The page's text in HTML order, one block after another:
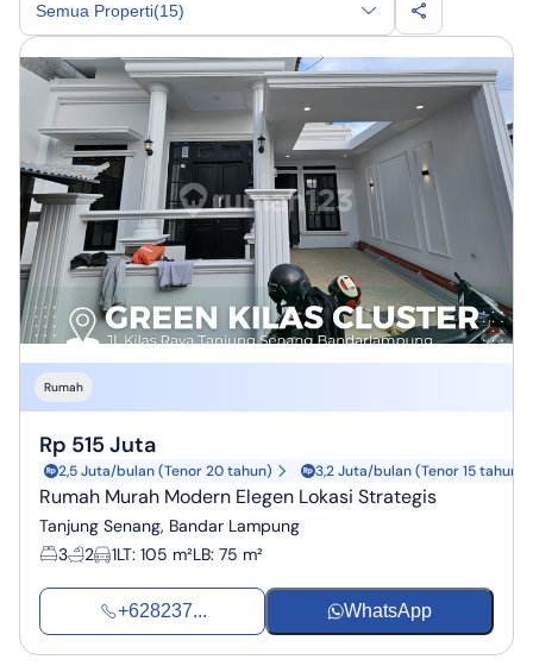
Semua Properti(15)
Rumah
Rp 515 Juta
2,5 Juta/bulan (Tenor 20 tahun) 3,2 Juta/bulan (Tenor 15 tahun)
Rumah Murah Modern Elegen Lokasi Strategis
Tanjung Senang, Bandar Lampung
3
2 1LT: 105 m²LB: 75 m²
+628237... WhatsApp